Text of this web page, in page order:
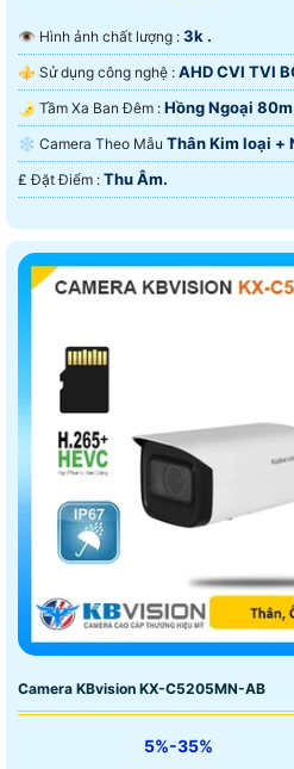
👁 Hình ảnh chất lượng : 3k .
⚜️ Sử dụng công nghệ : AHD CVI TVI
🌛 Tầm Xa Ban Đêm : Hồng Ngoại
❄ Camera Theo Mẫu Thân Kim loại +
️₤ Đặt Điểm : Thu Âm.
Camera KBvision KX-C5205MN-AB
5%-35%